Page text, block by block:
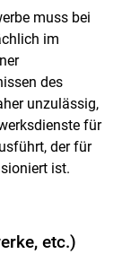
muss bei
im
des
unzulässig,
für
der für
ist.
etc.)